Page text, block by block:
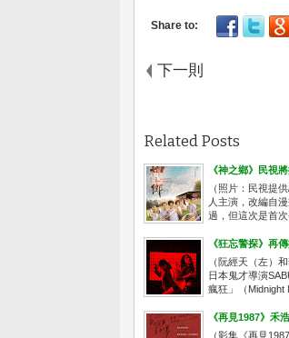
下一則
Related Posts
《神之鄉》民視
（照片：民視提
人主演，改編自
過，但這次是首
《狂忘警探》再
（阮經天（左）
日本鬼才導演
瘋狂」（Midnight
《再見1987》禾
（影集《再見